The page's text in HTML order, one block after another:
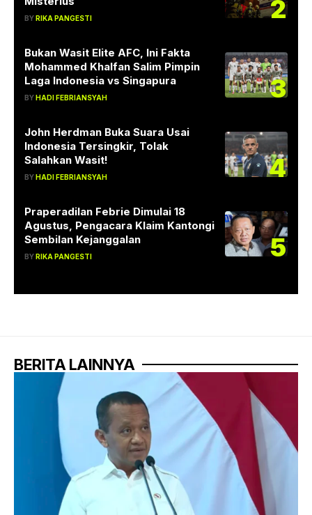
BY RIKA PANGESTI 2
Bukan Wasit Elite AFC, Ini Fakta
Mohammed Khalfan Salim Pimpin
Laga Indonesia vs Singapura
BY HADI FEBRIANSYAH 3
John Herdman Buka Suara Usai
Indonesia Tersingkir, Tolak
Salahkan Wasit!
BY HADI FEBRIANSYAH 4
Praperadilan Febrie Dimulai 18
Agustus, Pengacara Klaim Kantongi
Sembilan Kejanggalan
BY RIKA PANGESTI 5
BERITA LAINNYA